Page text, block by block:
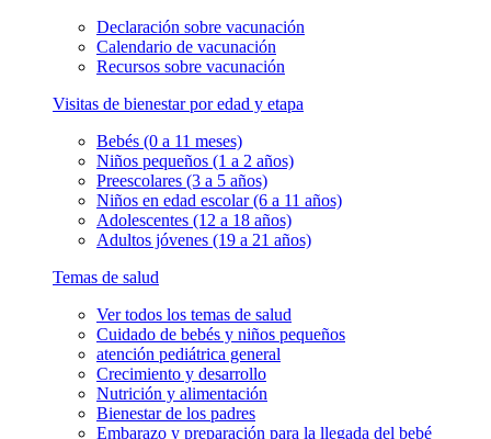
Declaración sobre vacunación
Calendario de vacunación
Recursos sobre vacunación
Visitas de bienestar por edad y etapa
Bebés (0 a 11 meses)
Niños pequeños (1 a 2 años)
Preescolares (3 a 5 años)
Niños en edad escolar (6 a 11 años)
Adolescentes (12 a 18 años)
Adultos jóvenes (19 a 21 años)
Temas de salud
Ver todos los temas de salud
Cuidado de bebés y niños pequeños
atención pediátrica general
Crecimiento y desarrollo
Nutrición y alimentación
Bienestar de los padres
Embarazo y preparación para la llegada del bebé